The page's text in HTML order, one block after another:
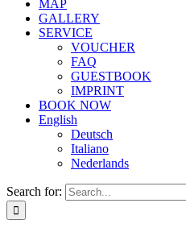
MAP
GALLERY
SERVICE
VOUCHER
FAQ
GUESTBOOK
IMPRINT
BOOK NOW
English
Deutsch
Italiano
Nederlands
Search for: